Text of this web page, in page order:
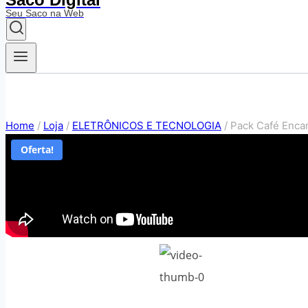
Seu Saco na Web
Home / Loja / ELETRÔNICOS E TECNOLOGIA / Pack Café
Oferta!